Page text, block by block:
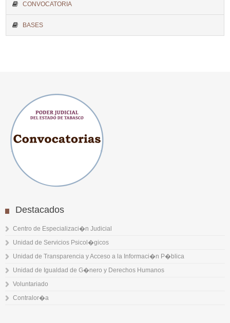
CONVOCATORIA
BASES
Destacados
Centro de Especializaci�n Judicial
Unidad de Servicios Psicol�gicos
Unidad de Transparencia y Acceso a la Informaci�n P�blica
Unidad de Igualdad de G�nero y Derechos Humanos
Voluntariado
Contralor�a